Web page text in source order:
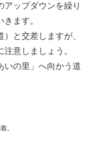
アップダウンを繰り
ます。
と交差しますが、
意しましょう。
いの里」へ向かう道
。